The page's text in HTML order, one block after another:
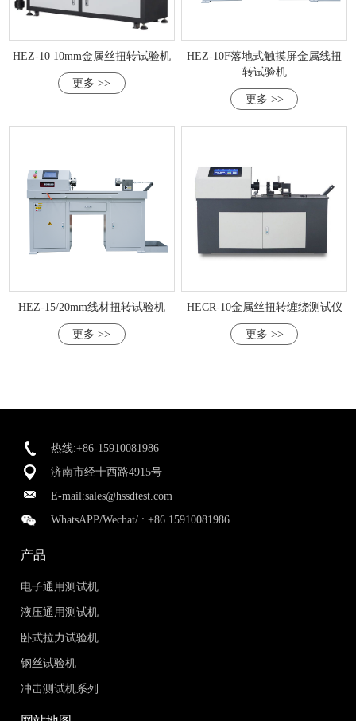
HEZ-10 10mm金属丝扭转试验机
更多 >>
HEZ-10F落地式触摸屏金属线扭
转试验机
更多 >>
HEZ-15/20mm线材扭转试验机
更多 >>
HECR-10金属丝扭转缠绕测试仪
更多 >>
热线:+86-15910081986
济南市经十西路4915号
E-mail:sales@hssdtest.com
WhatsAPP/Wechat/ :+86 15910081986
产品
电子通用测试机
液压通用测试机
卧式拉力试验机
钢丝试验机
冲击测试机系列